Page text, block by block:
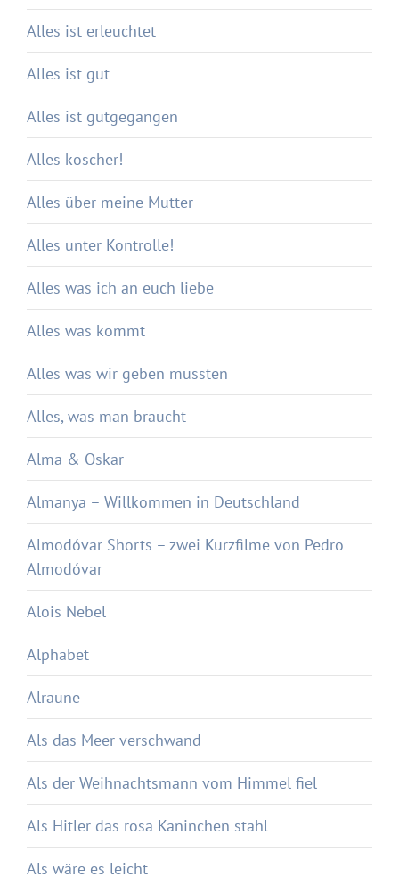
Alles ist erleuchtet
Alles ist gut
Alles ist gutgegangen
Alles koscher!
Alles über meine Mutter
Alles unter Kontrolle!
Alles was ich an euch liebe
Alles was kommt
Alles was wir geben mussten
Alles, was man braucht
Alma & Oskar
Almanya – Willkommen in Deutschland
Almodóvar Shorts – zwei Kurzfilme von Pedro
Almodóvar
Alois Nebel
Alphabet
Alraune
Als das Meer verschwand
Als der Weihnachtsmann vom Himmel fiel
Als Hitler das rosa Kaninchen stahl
Als wäre es leicht